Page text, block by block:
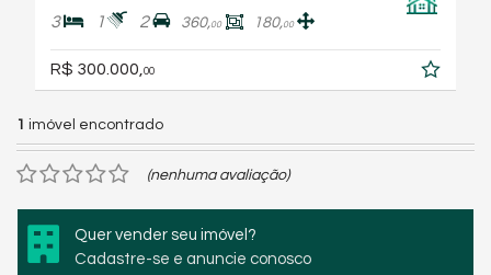
3 1 2 360,00 180,00
R$ 300.000, 00
1 imóvel encontrado
(nenhuma avaliação)
Quer vender seu imóvel?
Cadastre-se e anuncie conosco